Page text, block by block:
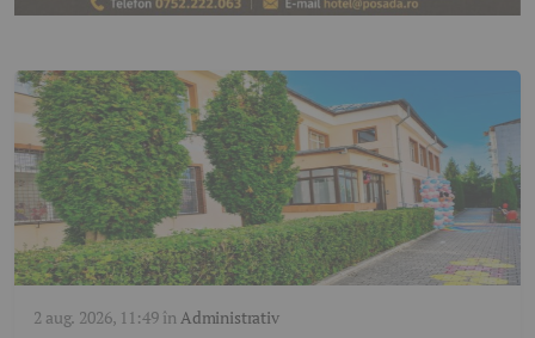
2 aug. 2026, 11:49în Administrativ